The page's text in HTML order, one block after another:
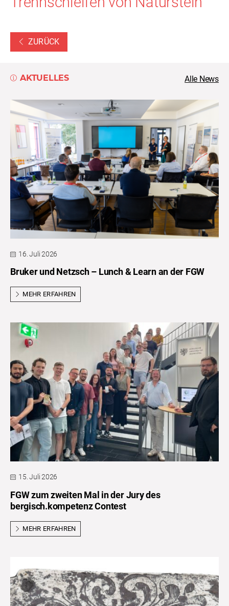
ZURÜCK
AKTUELLES Alle News
16. Juli 2026
Bruker und Netzsch – Lunch & Learn an der FGW
MEHR ERFAHREN
15. Juli 2026
FGW zum zweiten Mal in der Jury des
bergisch.kompetenz Contest
MEHR ERFAHREN